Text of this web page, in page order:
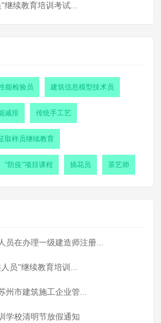
继续教育培训考试...
能检验员 建筑信息模型技术员
减排 传统手工艺
取样员继续教育
“防疫”项目课程 插花员 茶艺师
员在办理一级建造师注册...
员”继续教育培训...
州市建筑施工企业管...
学校清明节放假通知